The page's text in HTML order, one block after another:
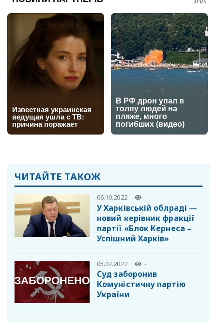
ЧИТАЙТЕ ТАКОЖ
06.10.2022 -
У Харківській облраді —
новий керівник фракції
партії «Блок Кернеса –
Успішний Харків»
05.07.2022 -
️Суд заборонив
Комуністичну партію
України